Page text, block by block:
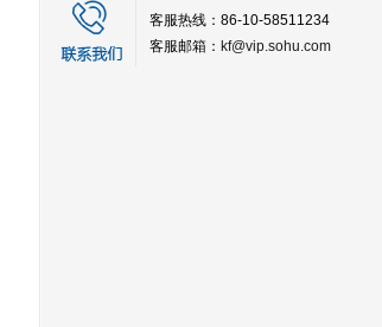
客服热线：86-10-58511234
客服邮箱： kf@vip.sohu.com